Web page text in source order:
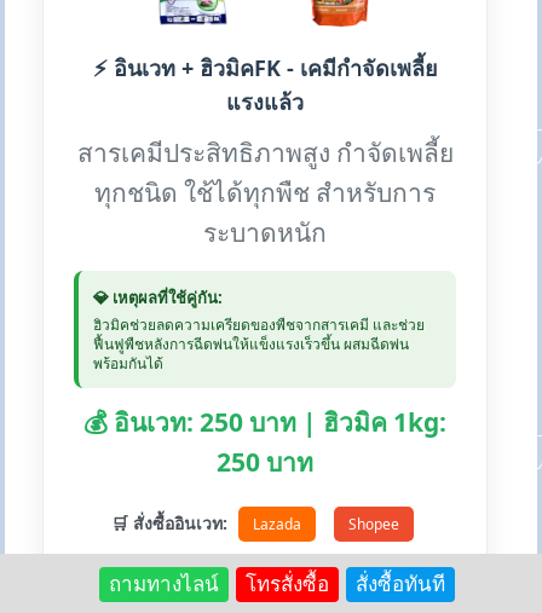
⚡ อินเวท + ฮิวมิคFK - เคมีกำจัดเพลี้ย
แรงแล้ว
สารเคมีประสิทธิภาพสูง กำจัดเพลี้ย
ทุกชนิด ใช้ได้ทุกพืช สำหรับการ
ระบาดหนัก
💎 เหตุผลที่ใช้คู่กัน:
ฮิวมิคช่วยลดความเครียดของพืชจากสารเคมี และช่วย
ฟื้นฟูพืชหลังการฉีดพ่นให้แข็งแรงเร็วขึ้น ผสมฉีดพ่น
พร้อมกันได้
💰 อินเวท: 250 บาท | ฮิวมิค 1kg:
250 บาท
🛒 สั่งซื้ออินเวท: Lazada Shopee
ถามทางไลน์ โทรสั่งซื้อ สั่งซื้อทันที